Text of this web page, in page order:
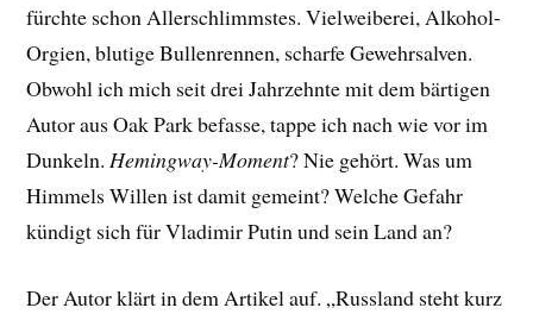
fürchte schon Allerschlimmstes. Vielweiberei, Alkohol-
Orgien, blutige Bullenrennen, scharfe Gewehrsalven.
Obwohl ich mich seit drei Jahrzehnte mit dem bärtigen
Autor aus Oak Park befasse, tappe ich nach wie vor im
Dunkeln. Hemingway-Moment? Nie gehört. Was um
Himmels Willen ist damit gemeint? Welche Gefahr
kündigt sich für Vladimir Putin und sein Land an?
Der Autor klärt in dem Artikel auf. „Russland steht kurz